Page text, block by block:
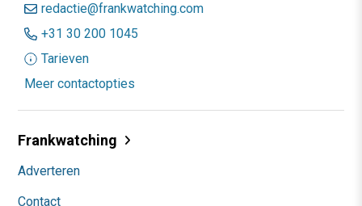
redactie@frankwatching.com
+31 30 200 1045
Tarieven
Meer contactopties
Frankwatching
Adverteren
Contact